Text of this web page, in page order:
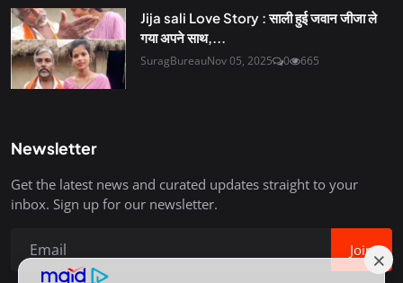
Jija sali Love Story : साली हुई जवान जीजा ले
गया अपने साथ,...
SuragBureauNov 05, 2025 0 665
Newsletter
Get the latest news and curated updates straight to your
inbox. Sign up for our newsletter.
Join